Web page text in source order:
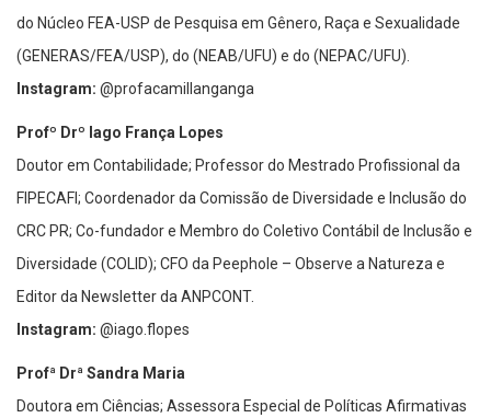
do Núcleo FEA-USP de Pesquisa em Gênero, Raça e Sexualidade
(GENERAS/FEA/USP), do (NEAB/UFU) e do (NEPAC/UFU).
Instagram: @profacamillanganga
Profº Drº Iago França Lopes
Doutor em Contabilidade; Professor do Mestrado Profissional da
FIPECAFI; Coordenador da Comissão de Diversidade e Inclusão do
CRC PR; Co-fundador e Membro do Coletivo Contábil de Inclusão e
Diversidade (COLID); CFO da Peephole – Observe a Natureza e
Editor da Newsletter da ANPCONT.
Instagram: @iago.flopes
Profª Drª Sandra Maria
Doutora em Ciências; Assessora Especial de Políticas Afirmativas